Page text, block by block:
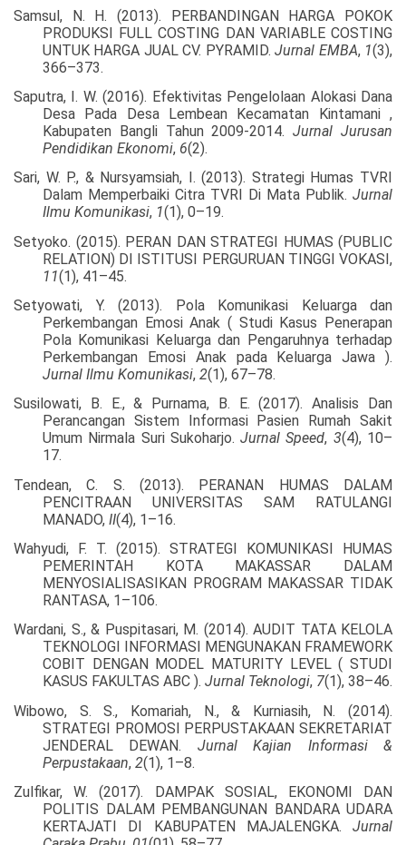
Samsul, N. H. (2013). PERBANDINGAN HARGA POKOK
PRODUKSI FULL COSTING DAN VARIABLE COSTING
UNTUK HARGA JUAL CV. PYRAMID.Jurnal EMBA, 1(3),
366–373.
Saputra, I. W. (2016). Efektivitas Pengelolaan Alokasi Dana
Desa Pada Desa Lembean Kecamatan Kintamani ,
Kabupaten Bangli Tahun 2009-2014.Jurnal Jurusan
Pendidikan Ekonomi, 6(2).
Sari, W. P., & Nursyamsiah, I. (2013). Strategi Humas TVRI
Dalam Memperbaiki Citra TVRI Di Mata Publik. Jurnal
Ilmu Komunikasi, 1(1), 0–19.
Setyoko. (2015). PERAN DAN STRATEGI HUMAS (PUBLIC
RELATION) DI ISTITUSI PERGURUAN TINGGI VOKASI,
11(1), 41–45.
Setyowati, Y. (2013). Pola Komunikasi Keluarga dan
Perkembangan Emosi Anak ( Studi Kasus Penerapan
Pola Komunikasi Keluarga dan Pengaruhnya terhadap
Perkembangan Emosi Anak pada Keluarga Jawa ).
Jurnal Ilmu Komunikasi, 2(1), 67–78.
Susilowati, B. E., & Purnama, B. E. (2017). Analisis Dan
Perancangan Sistem Informasi Pasien Rumah Sakit
Umum Nirmala Suri Sukoharjo.Jurnal Speed, 3(4), 10–
17.
Tendean, C. S. (2013). PERANAN HUMAS DALAM
PENCITRAAN UNIVERSITAS SAM RATULANGI
MANADO, II(4), 1–16.
Wahyudi, F. T. (2015). STRATEGI KOMUNIKASI HUMAS
PEMERINTAH KOTA MAKASSAR DALAM
MENYOSIALISASIKAN PROGRAM MAKASSAR TIDAK
RANTASA, 1–106.
Wardani, S., & Puspitasari, M. (2014). AUDIT TATA KELOLA
TEKNOLOGI INFORMASI MENGUNAKAN FRAMEWORK
COBIT DENGAN MODEL MATURITY LEVEL ( STUDI
KASUS FAKULTAS ABC ). Jurnal Teknologi, 7(1), 38–46.
Wibowo, S. S., Komariah, N., & Kurniasih, N. (2014).
STRATEGI PROMOSI PERPUSTAKAAN SEKRETARIAT
JENDERAL DEWAN. Jurnal Kajian Informasi &
Perpustakaan, 2(1), 1–8.
Zulfikar, W. (2017). DAMPAK SOSIAL, EKONOMI DAN
POLITIS DALAM PEMBANGUNAN BANDARA UDARA
KERTAJATI DI KABUPATEN MAJALENGKA. Jurnal